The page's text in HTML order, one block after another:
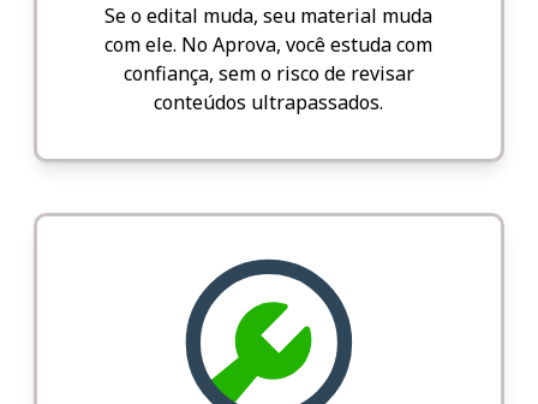
Se o edital muda, seu material muda
com ele. No Aprova, você estuda com
confiança, sem o risco de revisar
conteúdos ultrapassados.